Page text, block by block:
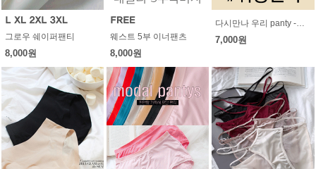
그로우 쉐이퍼팬티
8,000원
웨스트 5부 이너팬츠
8,000원
다시만나 우리 panty -위생팬티
7,000원